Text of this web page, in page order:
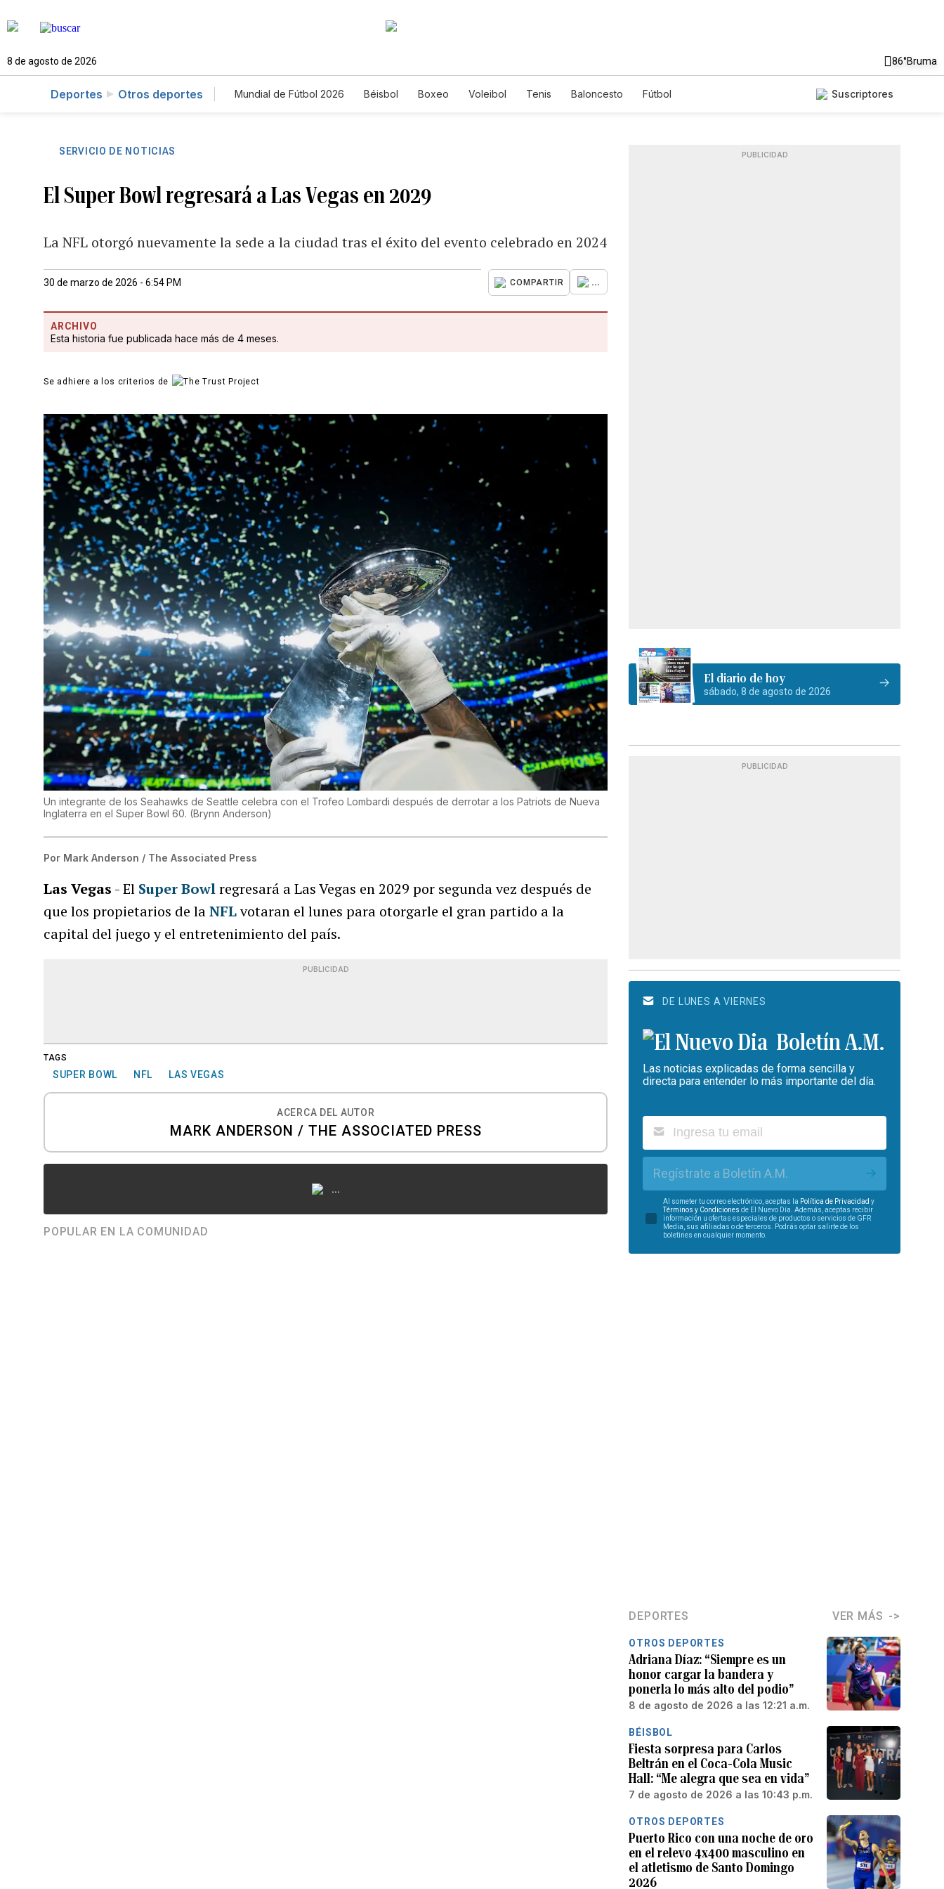
8 de agosto de 2026 86°Bruma
Deportes Otros deportes Mundial de Fútbol 2026 Béisbol Boxeo Voleibol Tenis Baloncesto Fútbol Suscriptores
SERVICIO DE NOTICIAS
El Super Bowl regresará a Las Vegas en 2029
La NFL otorgó nuevamente la sede a la ciudad tras el éxito del evento celebrado en 2024
30 de marzo de 2026 - 6:54 PM COMPARTIR ...
ARCHIVO
Esta historia fue publicada hace más de 4 meses.
Se adhiere a los criterios de
Un integrante de los Seahawks de Seattle celebra con el Trofeo Lombardi después de derrotar a los Patriots de Nueva
Inglaterra en el Super Bowl 60. (Brynn Anderson)
Por Mark Anderson / The Associated Press
Las Vegas - El Super Bowlregresará a Las Vegas en 2029 por segunda vez después de
que los propietarios de laNFLvotaran el lunes para otorgarle el gran partido a la
capital del juego y el entretenimiento del país.
PUBLICIDAD
TAGS
SUPER BOWL NFL LAS VEGAS
ACERCA DEL AUTOR
MARK ANDERSON / THE ASSOCIATED PRESS
...
POPULAR EN LA COMUNIDAD
PUBLICIDAD
El diario de hoy
sábado, 8 de agosto de 2026
PUBLICIDAD
DE LUNES A VIERNES
Boletín A.M.
Las noticias explicadas de forma sencilla y
directa para entender lo más importante del día.
Regístrate a Boletín A.M.
Al someter tu correo electrónico, aceptas la Política de Privacidad y
Términos y Condiciones de El Nuevo Día. Además, aceptas recibir
información u ofertas especiales de productos o servicios de GFR
Media, sus afiliadas o de terceros. Podrás optar salirte de los
boletines en cualquier momento.
DEPORTES VER MÁS
OTROS DEPORTES
Adriana Díaz: “Siempre es un
honor cargar la bandera y
ponerla lo más alto del podio”
8 de agosto de 2026 a las 12:21 a.m.
BÉISBOL
Fiesta sorpresa para Carlos
Beltrán en el Coca-Cola Music
Hall: “Me alegra que sea en vida”
7 de agosto de 2026 a las 10:43 p.m.
OTROS DEPORTES
Puerto Rico con una noche de oro
en el relevo 4x400 masculino en
el atletismo de Santo Domingo
2026